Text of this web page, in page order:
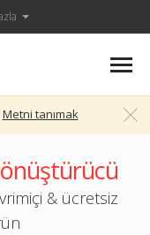
Metni tanımak
& ücretsiz